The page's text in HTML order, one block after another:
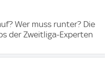
Wer muss runter? Die
der Zweitliga-Experten